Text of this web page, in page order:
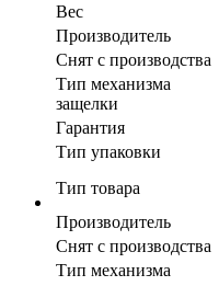
Вес
Производитель
Cнят с производства
Тип механизма
защелки
Гарантия
Тип упаковки
Тип товара
Производитель
Cнят с производства
Тип механизма